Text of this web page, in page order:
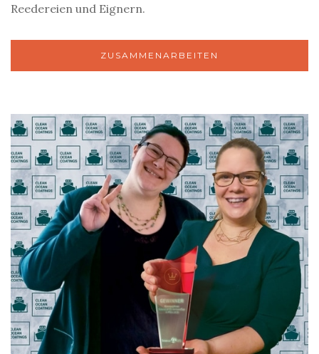
Reedereien und Eignern.
ZUSAMMENARBEITEN